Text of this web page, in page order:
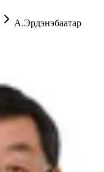
А.Эрдэнэбаатар